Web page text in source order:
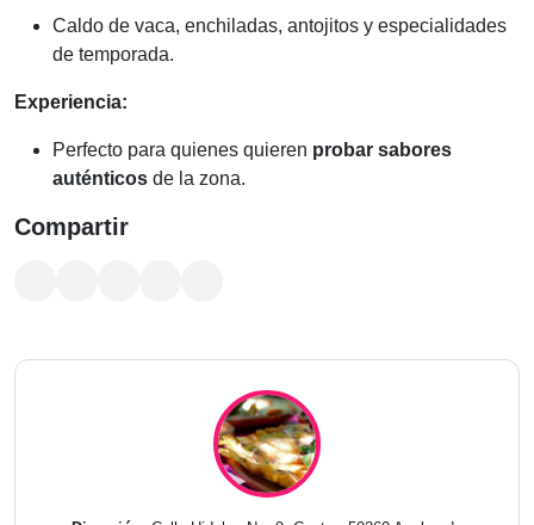
Caldo de vaca, enchiladas, antojitos y especialidades
de temporada.
Experiencia:
Perfecto para quienes quieren probar sabores
auténticos de la zona.
Compartir